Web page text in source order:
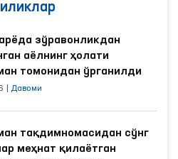
зўравонликдан
аёлнинг ҳолати
томонидан ўрганилди
Давоми
тақдимномасидан сўнг
меҳнат қилаётган